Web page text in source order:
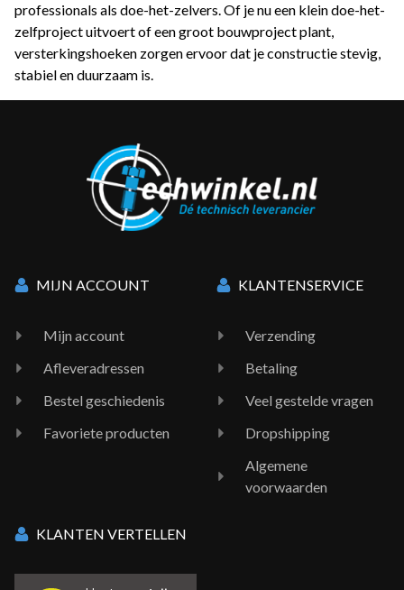
professionals als doe-het-zelvers. Of je nu een klein doe-het-
zelfproject uitvoert of een groot bouwproject plant,
versterkingshoeken zorgen ervoor dat je constructie stevig,
stabiel en duurzaam is.
MIJN ACCOUNT
Mijn account
Afleveradressen
Bestel geschiedenis
Favoriete producten
KLANTENSERVICE
Verzending
Betaling
Veel gestelde vragen
Dropshipping
Algemene
voorwaarden
KLANTEN VERTELLEN